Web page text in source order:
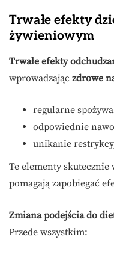
Trwałe efekty
żywieniowym
Trwałe efekty
wprowadzając zdrowe
regularne
odpowiednie
unikanie
Te elementy
pomagają zapobiegać
Zmiana podejścia do
Przede wszystkim: